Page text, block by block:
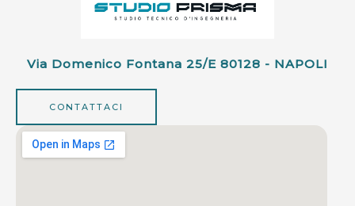
Via Domenico Fontana 25/e 80128 - NAPOLI
CONTATTACI